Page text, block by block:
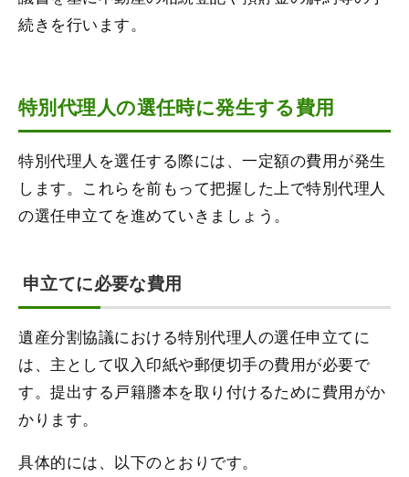
続きを行います。
特別代理人の選任時に発生する費用
特別代理人を選任する際には、一定額の費用が発生
します。これらを前もって把握した上で特別代理人
の選任申立てを進めていきましょう。
申立てに必要な費用
遺産分割協議における特別代理人の選任申立てに
は、主として収入印紙や郵便切手の費用が必要で
す。提出する戸籍謄本を取り付けるために費用がか
かります。
具体的には、以下のとおりです。